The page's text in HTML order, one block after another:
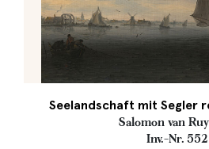
Seelandschaft mit Segler
Salomon van
Inv.-Nr. 552